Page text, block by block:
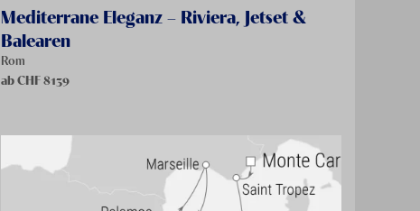
Mediterrane Eleganz – Riviera, Jetset &
Balearen
Rom
ab CHF8139